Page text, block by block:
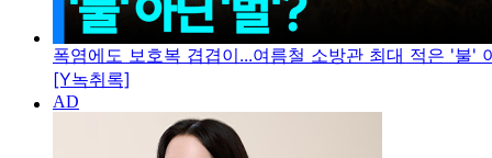
폭염에도 보호복 겹겹이...여름철 소방관 최대 적은 '불'
[Y녹취록]